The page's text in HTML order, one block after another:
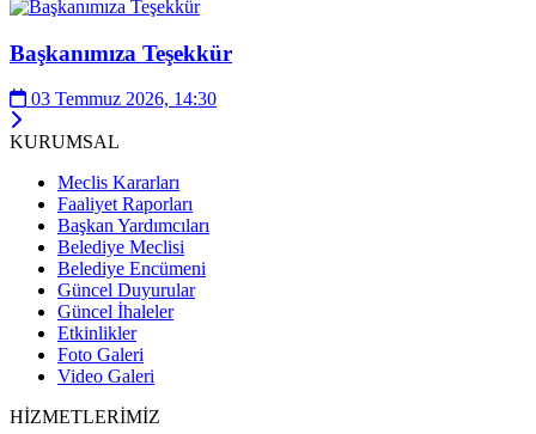
Başkanımıza Teşekkür
03 Temmuz 2026, 14:30
KURUMSAL
Meclis Kararları
Faaliyet Raporları
Başkan Yardımcıları
Belediye Meclisi
Belediye Encümeni
Güncel Duyurular
Güncel İhaleler
Etkinlikler
Foto Galeri
Video Galeri
HİZMETLERİMİZ